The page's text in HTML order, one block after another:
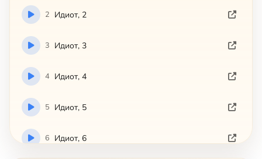
2 Идиот, 2
3 Идиот, 3
4 Идиот, 4
5 Идиот, 5
6 Идиот, 6